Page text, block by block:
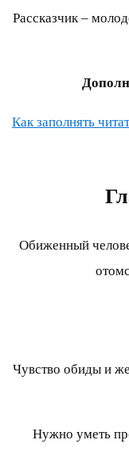
Рассказчик –
Как заполнять
Обиженный
Чувство обиды и
Нужно уметь